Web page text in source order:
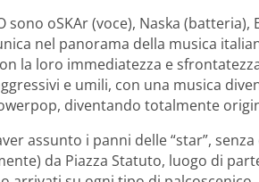
sono oSKAr (voce), Naska
nel panorama della musica
la loro immediatezza e
e umili, con una musica
diventando totalmente
assunto i panni delle “star”,
da Piazza Statuto, luogo di